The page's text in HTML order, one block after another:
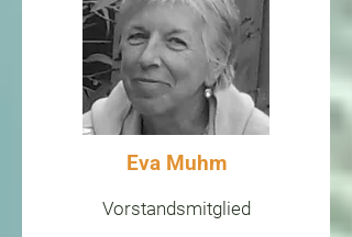
Eva Muhm
Vorstandsmitglied